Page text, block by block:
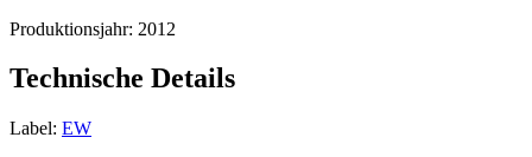
Produktionsjahr: 2012
Technische Details
Label: EW